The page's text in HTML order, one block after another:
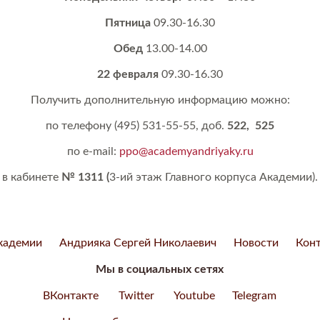
Пятница 09.30-16.30
Обед13.00-14.00
22 февраля 09.30-16.30
Получить дополнительную информацию можно:
по телефону (495) 531-55-55, доб. 522, 525
по e-mail: ppo@academyandriyaky.ru
в кабинете № 1311 (3-ий этаж Главного корпуса Академии).
Андрияка Сергей Николаевич Новости
Мы в социальных сетях
ВКонтакте Twitter Youtube Telegram